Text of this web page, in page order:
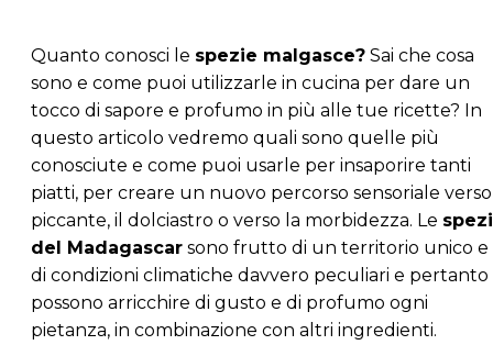
Quanto conosci le spezie malgasce? Sai che cosa
sono e come puoi utilizzarle in cucina per dare un
tocco di sapore e profumo in più alle tue ricette? In
questo articolo vedremo quali sono quelle più
conosciute e come puoi usarle per insaporire tanti
piatti, per creare un nuovo percorso sensoriale
piccante, il dolciastro o verso la morbidezza. Le
del Madagascar sono frutto di un territorio unico e
di condizioni climatiche davvero peculiari e pertanto
possono arricchire di gusto e di profumo ogni
pietanza, in combinazione con altri ingredienti.